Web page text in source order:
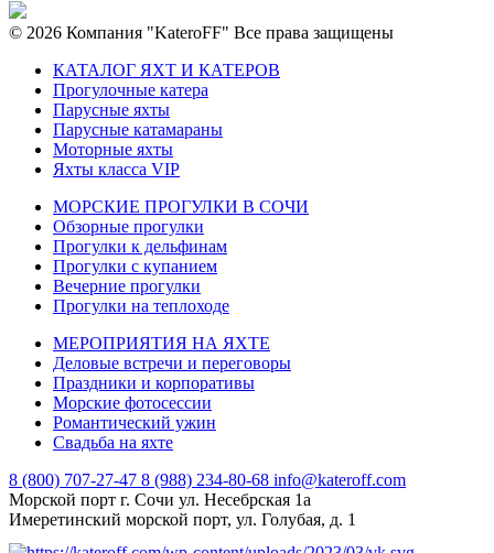
© 2026 Компания "KateroFF" Все права защищены
КАТАЛОГ ЯХТ И КАТЕРОВ
Прогулочные катера
Парусные яхты
Парусные катамараны
Моторные яхты
Яхты класса VIP
МОРСКИЕ ПРОГУЛКИ В СОЧИ
Обзорные прогулки
Прогулки к дельфинам
Прогулки с купанием
Вечерние прогулки
Прогулки на теплоходе
МЕРОПРИЯТИЯ НА ЯХТЕ
Деловые встречи и переговоры
Праздники и корпоративы
Морские фотосессии
Романтический ужин
Свадьба на яхте
8 (800) 707-27-47 8 (988) 234-80-68 info@kateroff.com
Морской порт г. Сочи ул. Несебрская 1а
Имеретинский морской порт, ул. Голубая, д. 1